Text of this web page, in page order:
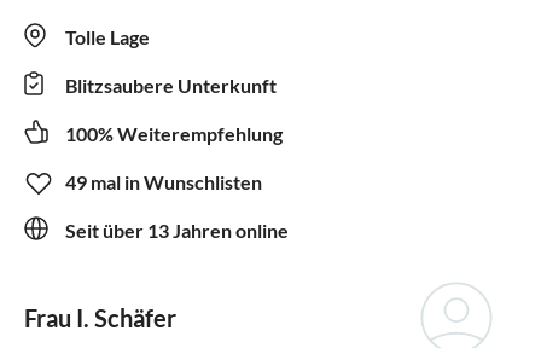
Tolle Lage
Blitzsaubere Unterkunft
100% Weiterempfehlung
49 mal in Wunschlisten
Seit über 13 Jahren online
Frau I. Schäfer